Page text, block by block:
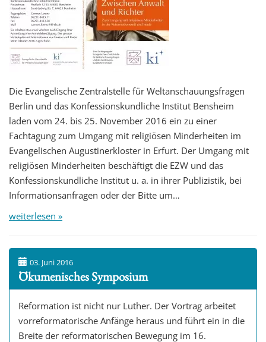
Die Evangelische Zentralstelle für Weltanschauungsfragen
Berlin und das Konfessionskundliche Institut Bensheim
laden vom 24. bis 25. November 2016 ein zu einer
Fachtagung zum Umgang mit religiösen Minderheiten im
Evangelischen Augustinerkloster in Erfurt. Der Umgang mit
religiösen Minderheiten beschäftigt die EZW und das
Konfessionskundliche Institut u. a. in ihrer Publizistik, bei
Informationsanfragen oder der Bitte um…
weiterlesen »
03. Juni 2016
Ökumenisches Symposium
Reformation ist nicht nur Luther. Der Vortrag arbeitet
vorreformatorische Anfänge heraus und führt ein in die
Breite der reformatorischen Bewegung im 16.